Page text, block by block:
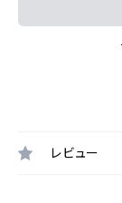
レビュー